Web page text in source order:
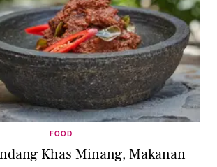
FOOD
Khas Minang, Makanan